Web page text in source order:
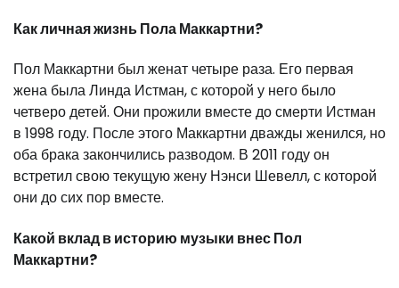
Как личная жизнь Пола Маккартни?
Пол Маккартни был женат четыре раза. Его первая
жена была Линда Истман, с которой у него было
четверо детей. Они прожили вместе до смерти Истман
в 1998 году. После этого Маккартни дважды женился, но
оба брака закончились разводом. В 2011 году он
встретил свою текущую жену Нэнси Шевелл, с которой
они до сих пор вместе.
Какой вклад в историю музыки внес Пол
Маккартни?